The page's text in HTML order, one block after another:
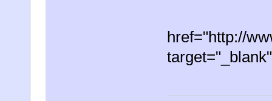
href="http://